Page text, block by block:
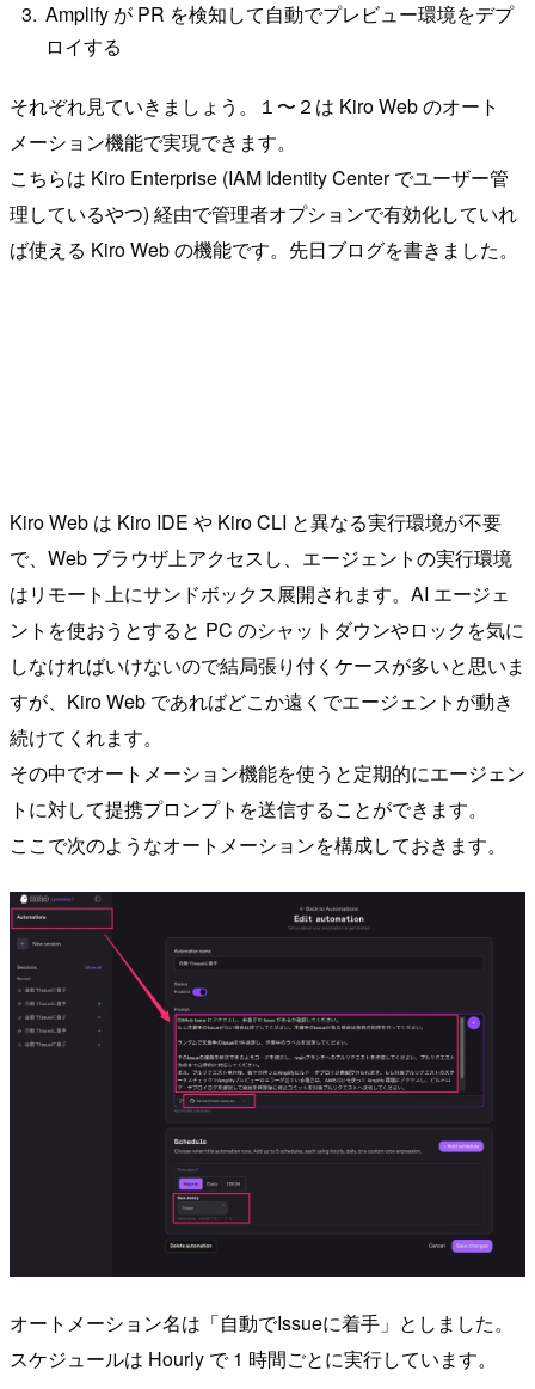
Amplify が PR を検知して自動でプレビュー環境をデプ
ロイする
それぞれ見ていきましょう。１〜２は Kiro Web のオート
メーション機能で実現できます。
こちらは Kiro Enterprise (IAM Identity Center でユーザー管
理しているやつ) 経由で管理者オプションで有効化していれ
ば使える Kiro Web の機能です。先日ブログを書きました。
Kiro Web は Kiro IDE や Kiro CLI と異なる実行環境が不要
で、Web ブラウザ上アクセスし、エージェントの実行環境
はリモート上にサンドボックス展開されます。AI エージェ
ントを使おうとすると PC のシャットダウンやロックを気に
しなければいけないので結局張り付くケースが多いと思いま
すが、Kiro Web であればどこか遠くでエージェントが動き
続けてくれます。
その中でオートメーション機能を使うと定期的にエージェン
トに対して提携プロンプトを送信することができます。
ここで次のようなオートメーションを構成しておきます。
オートメーション名は「自動でIssueに着手」としました。
スケジュールは Hourly で 1 時間ごとに実行しています。